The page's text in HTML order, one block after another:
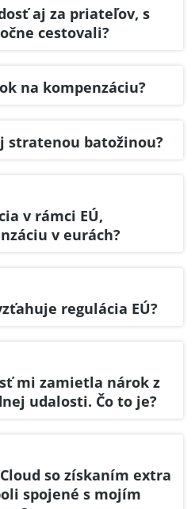
aj za priateľov, s
cestovali?
na kompenzáciu?
stratenou batožinou?
v rámci EÚ,
v eurách?
regulácia EÚ?
mi zamietla nárok z
udalosti. Čo to je?
so získaním extra
spojené s mojím